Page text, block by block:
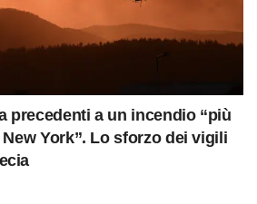
precedenti a un incendio “più
York”. Lo sforzo dei vigili